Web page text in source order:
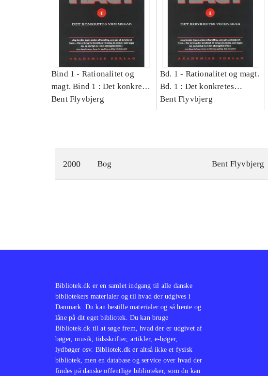
Bind 1 - Rationalitet og
magt. Bind 1 : Det konkretes
videnskab
Bent Flyvbjerg
Bd. 1 - Rationalitet og magt.
Bd. 1 : Det konkretes
videnskab
Bent Flyvbjerg
2000 Bog Bent Flyvbjerg
Bibliotek.dk er en samlet indgang til alle danske
bibliotekers materialer og til hvad der udgives i
Danmark. Du kan bestille materialer og så hente og
låne på dit eget bibliotek. Du kan bruge
Bibliotek.dk til at søge frem, hvad der er udgivet af
bøger, musik, tidsskrifter, artikler, e-bøger,
lydbøger osv. Bibliotek.dk er altså ikke et fysisk
bibliotek, men en database og service over hvad der
findes på danske offentlige biblioteker, som du kan